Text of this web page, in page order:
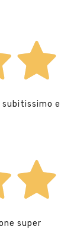
e
super